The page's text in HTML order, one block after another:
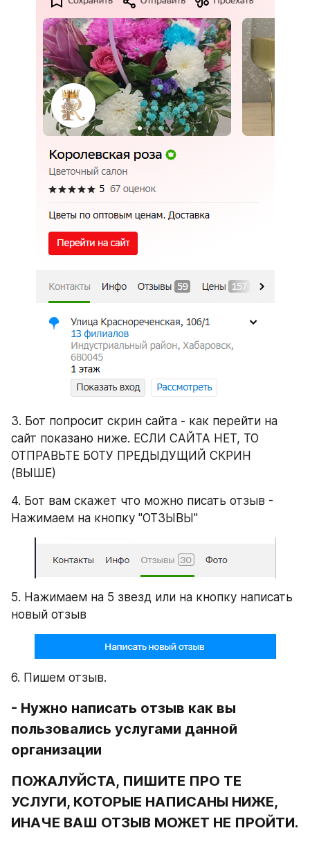
3. Бот попросит скрин сайта - как перейти на
сайт показано ниже. ЕСЛИ САЙТА НЕТ, ТО
ОТПРАВЬТЕ БОТУ ПРЕДЫДУЩИЙ СКРИН
(ВЫШЕ)
4. Бот вам скажет что можно писать отзыв -
Нажимаем на кнопку "ОТЗЫВЫ"
5. Нажимаем на 5 звезд или на кнопку написать
новый отзыв
6. Пишем отзыв.
- Нужно написать отзыв как вы
пользовались услугами данной
организации
ПОЖАЛУЙСТА, ПИШИТЕ ПРО ТЕ
УСЛУГИ, КОТОРЫЕ НАПИСАНЫ НИЖЕ,
ИНАЧЕ ВАШ ОТЗЫВ МОЖЕТ НЕ ПРОЙТИ.